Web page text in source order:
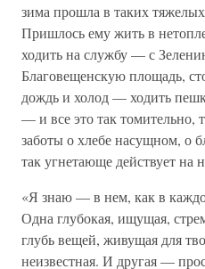
зима прошла в таких
Пришлось ему жить в
ходить на службу — с
Благовещенскую площадь,
дождь и холод — ходить
— и все это так
заботы о хлебе насущном, о
так угнетающе действует
«Я знаю — в нем, как в
Одна глубокая, ищущая,
глубь вещей, живущая для
неизвестная. И другая —